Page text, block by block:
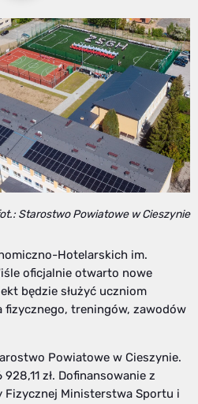
Starostwo Powiatowe w Cieszynie
Hotelarskich im.
oficjalnie otwarto nowe
będzie służyć uczniom
fizycznego, treningów, zawodów
Powiatowe w Cieszynie.
zł. Dofinansowanie z
Fizycznej Ministerstwa Sportu i